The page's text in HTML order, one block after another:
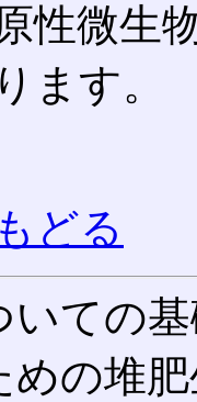
性微生
ます。
もどる
いての
めの堆